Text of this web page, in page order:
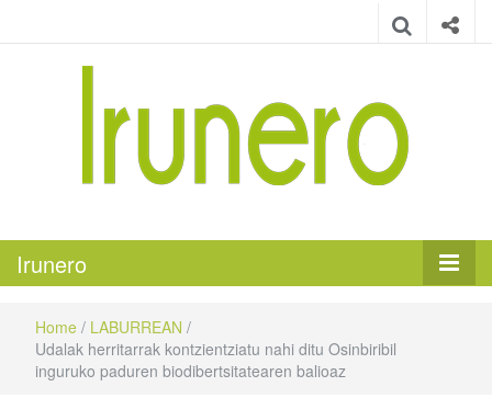
Irunero
Home / LABURREAN /
Udalak herritarrak kontzientziatu nahi ditu Osinbiribil
inguruko paduren biodibertsitatearen balioaz